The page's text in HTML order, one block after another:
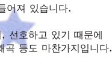
어져 있습니다.
선호하고 있기 때문에
곡 등도 마찬가지입니다.